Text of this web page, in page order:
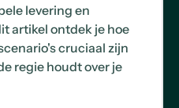
levering en
artikel ontdek je hoe
cruciaal zijn
regie houdt over je